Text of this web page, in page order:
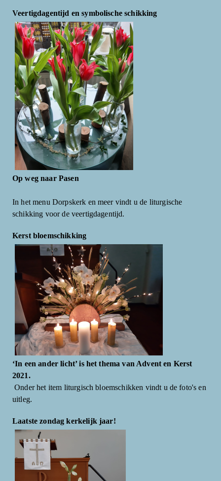
Veertigdagentijd en symbolische schikking
Op weg naar Pasen
In het menu Dorpskerk en meer vindt u de liturgische
schikking voor de veertigdagentijd.
Kerst bloemschikking
‘In een ander licht’ is het thema van Advent en Kerst
2021.
Onder het item liturgisch bloemschikken vindt u de foto's en
uitleg.
Laatste zondag kerkelijk jaar!